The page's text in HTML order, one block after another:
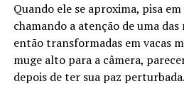
Quando ele se aproxima, pisa
chamando a atenção de uma das
então transformadas em vacas
muge alto para a câmera,
depois de ter sua paz perturbada.